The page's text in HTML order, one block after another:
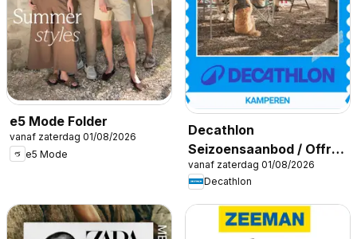
e5 Mode Folder
vanaf zaterdag 01/08/2026
e5 Mode
Decathlon
Seizoensaanbod / Offre
saisonnière
vanaf zaterdag 01/08/2026
Decathlon